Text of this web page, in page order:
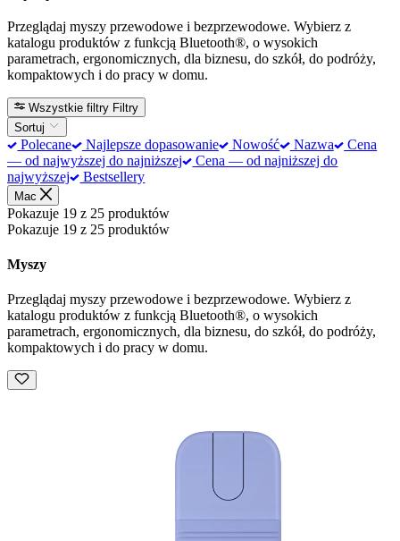
Przeglądaj myszy przewodowe i bezprzewodowe. Wybierz z
katalogu produktów z funkcją Bluetooth®, o wysokich
parametrach, ergonomicznych, dla biznesu, do szkół, do podróży,
kompaktowych i do pracy w domu.
Wszystkie filtry Filtry
Sortuj
Polecane Najlepsze dopasowanie Nowość Nazwa
Cena
— od najwyższej do najniższej
Cena — od najniższej do
najwyższej
Bestsellery
Mac
Pokazuje 19 z 25 produktów
Pokazuje 19 z 25 produktów
Myszy
Przeglądaj myszy przewodowe i bezprzewodowe. Wybierz z
katalogu produktów z funkcją Bluetooth®, o wysokich
parametrach, ergonomicznych, dla biznesu, do szkół, do podróży,
kompaktowych i do pracy w domu.